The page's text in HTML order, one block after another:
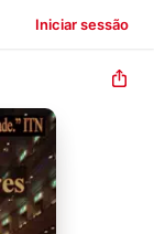
Iniciar sessão